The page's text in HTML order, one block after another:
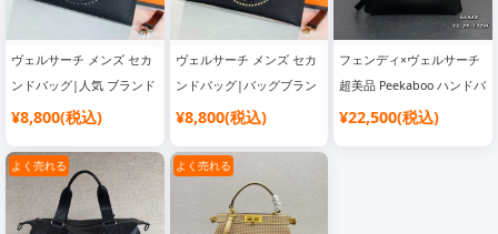
ヴェルサーチ メンズ セカ
ンドバッグ|人気 ブランド
バッグ
¥8,800(税込)
ヴェルサーチ メンズ セカ
ンドバッグ|バッグブラン
ド レディース
¥8,800(税込)
フェンディ×ヴェルサーチ
超美品 Peekaboo ハンドバ
ッグ|スーパーコピー 優良
¥22,500(税込)
よく売れる よく売れる